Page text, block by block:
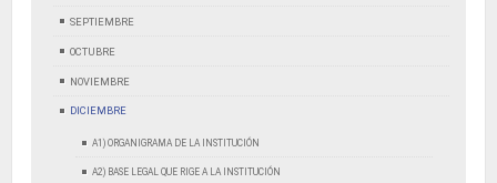
SEPTIEMBRE
OCTUBRE
NOVIEMBRE
DICIEMBRE
A1) ORGANIGRAMA DE LA INSTITUCIÓN
A2) BASE LEGAL QUE RIGE A LA INSTITUCIÓN